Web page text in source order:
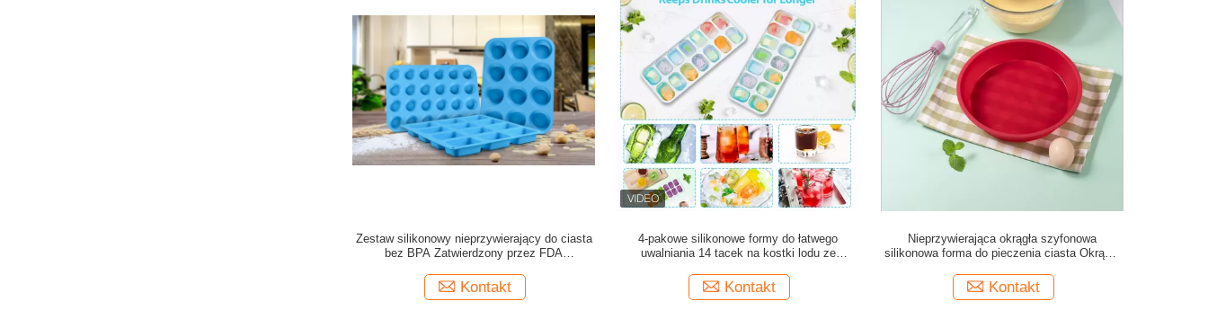
Zestaw silikonowy nieprzywierający do ciasta
bez BPA Zatwierdzony przez FDA
Kontakt
4-pakowe silikonowe formy do łatwego
uwalniania 14 tacek na kostki lodu ze
Kontakt
Nieprzywierająca okrągła szyfonowa
silikonowa forma do pieczenia ciasta Okrągły
Kontakt